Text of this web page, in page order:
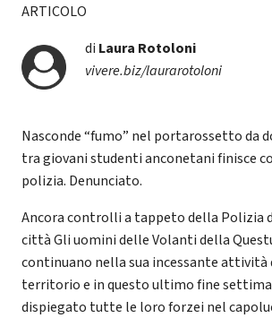
ARTICOLO
di Laura Rotoloni
vivere.biz/laurarotoloni
Nasconde “fumo” nel portarossetto da
tra giovani studenti anconetani finisce
polizia. Denunciato.
Ancora controlli a tappeto della Polizia
città Gli uomini delle Volanti della
continuano nella sua incessante
territorio e in questo ultimo fine
dispiegato tutte le loro forzei nel